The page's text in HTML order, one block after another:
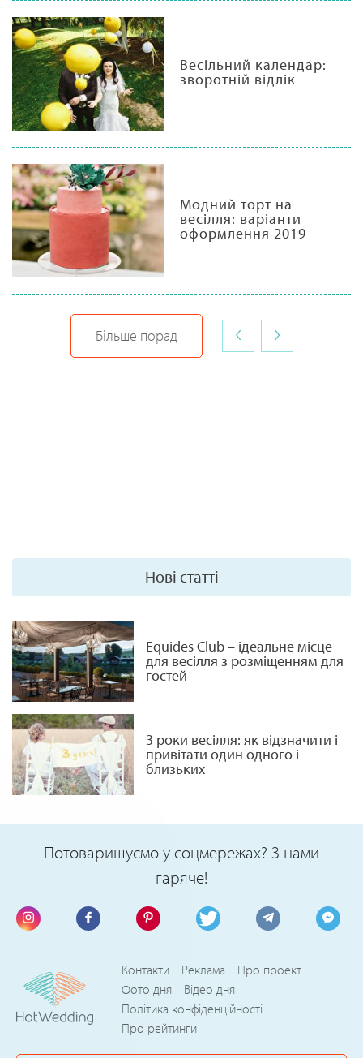
Весільний календар:
зворотній відлік
Модний торт на
весілля: варіанти
оформлення 2019
Більше порад ‹ ›
Нові статті
Equides Club – ідеальне місце
для весілля з розміщенням для
гостей
3 роки весілля: як відзначити і
привітати один одного і
близьких
Потоваришуємо у соцмережах? З нами
гаряче!
Контакти Реклама
Про проект
Фото дня
Відео дня
Політика конфіденційності
Про рейтинги